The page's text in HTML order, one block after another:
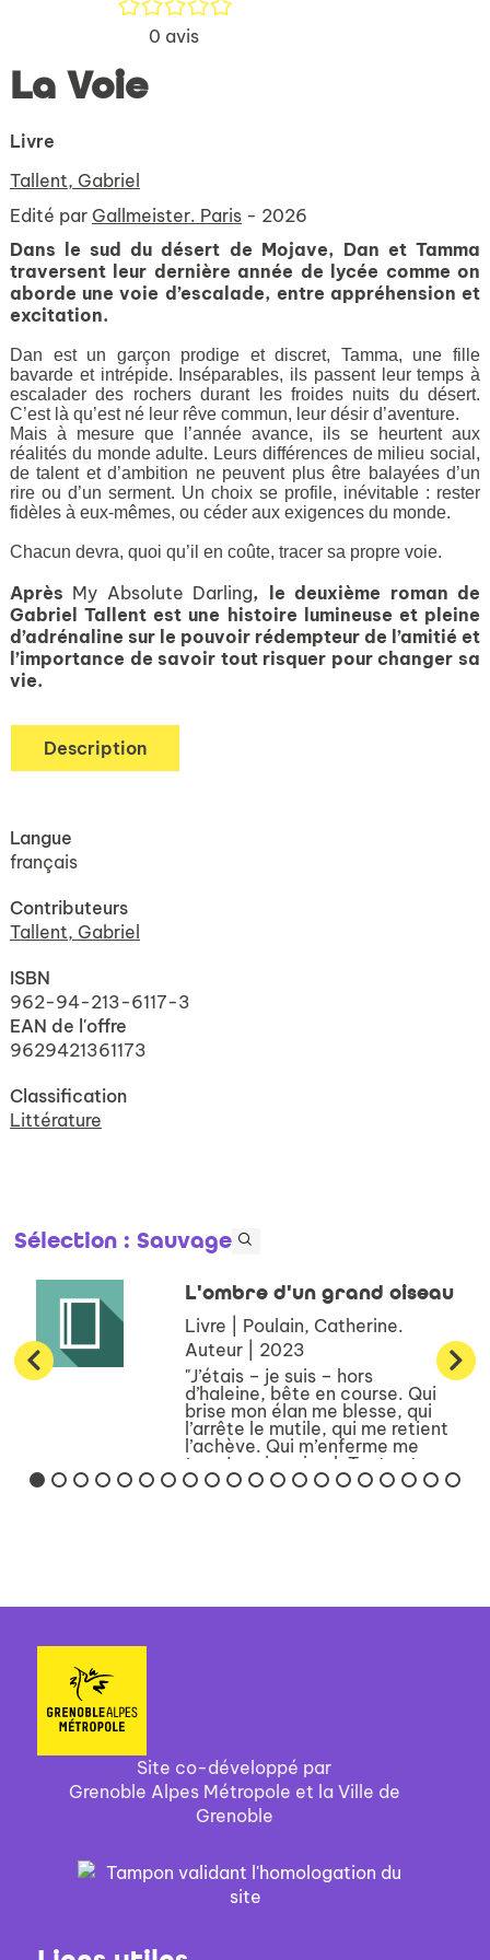
0 avis
La Voie
Livre
Tallent, Gabriel
Edité par Gallmeister. Paris - 2026
Dans le sud du désert de Mojave, Dan et Tamma
traversent leur dernière année de lycée comme on
aborde une voie d’escalade, entre appréhension et
excitation.
Dan est un garçon prodige et discret, Tamma, une fille
bavarde et intrépide. Inséparables, ils passent leur temps à
escalader des rochers durant les froides nuits du désert.
C’est là qu’est né leur rêve commun, leur désir d’aventure.
Mais à mesure que l’année avance, ils se heurtent aux
réalités du monde adulte. Leurs différences de milieu social,
de talent et d’ambition ne peuvent plus être balayées d’un
rire ou d’un serment. Un choix se profile, inévitable : rester
fidèles à eux-mêmes, ou céder aux exigences du monde.
Chacun devra, quoi qu’il en coûte, tracer sa propre voie.
Après My Absolute Darling, le deuxième roman de
Gabriel Tallent est une histoire lumineuse et pleine
d’adrénaline sur le pouvoir rédempteur de l’amitié et
l’importance de savoir tout risquer pour changer sa
vie.
Description
Langue
français
Contributeurs
Tallent, Gabriel
ISBN
962-94-213-6117-3
EAN de l'offre
9629421361173
Classification
Littérature
Sélection : Sauvage
L'ombre d'un grand oiseau
Livre | Poulain, Catherine.
Auteur | 2023
"J’étais – je suis – hors
d’haleine, bête en course. Qui
brise mon élan me blesse, qui
l’arrête le mutile, qui me retient
l’achève. Qui m’enferme me
tue. Je suis animal. Tout est
animal en moi, dévoyé." De
Site co-développé par
Grenoble Alpes Métropole et la Ville de
Grenoble